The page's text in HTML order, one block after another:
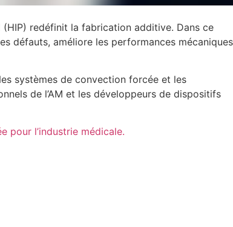
redéfinit la fabrication additive. Dans ce
défauts, améliore les performances mécaniques
systèmes de convection forcée et les
de l’AM et les développeurs de dispositifs
pour l’industrie médicale.